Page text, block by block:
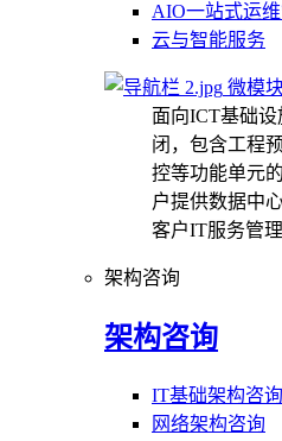
AIO一站式运
云与智能服务
微模
面向ICT基础
闭，包含工程
控等功能单元
户提供数据中
客户IT服务管理
架构咨询
架构咨询
IT基础架构咨询
网络架构咨询